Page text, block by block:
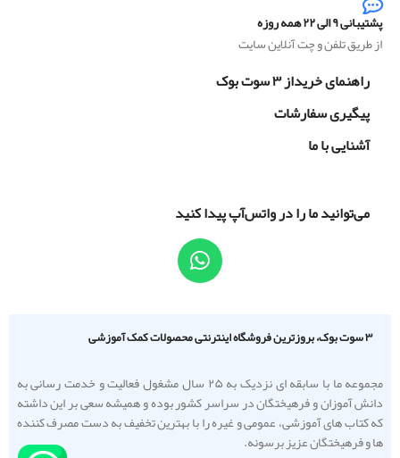
پشتیبانی ۹ الی ۲۲ همه روزه
از طریق تلفن و چت آنلاین سایت
راهنمای خریداز ۳ سوت بوک
پیگیری سفارشات
آشنایی با ما
می‌توانید ما را در واتس‌آپ پیدا کنید
۳ سوت بوک، بروزترین فروشگاه اینترنتی محصولات کمک آموزشی
مجموعه ما با سابقه ای نزدیک به ۲۵ سال مشغول فعالیت و خدمت رسانی به
دانش آموزان و فرهیختگان در سراسر کشور بوده و همیشه سعی بر این داشته
که کتاب های آموزشی، عمومی و غیره را با بهترین تخفیف به دست مصرف کننده
ها و فرهیختگان عزیز برسونه.